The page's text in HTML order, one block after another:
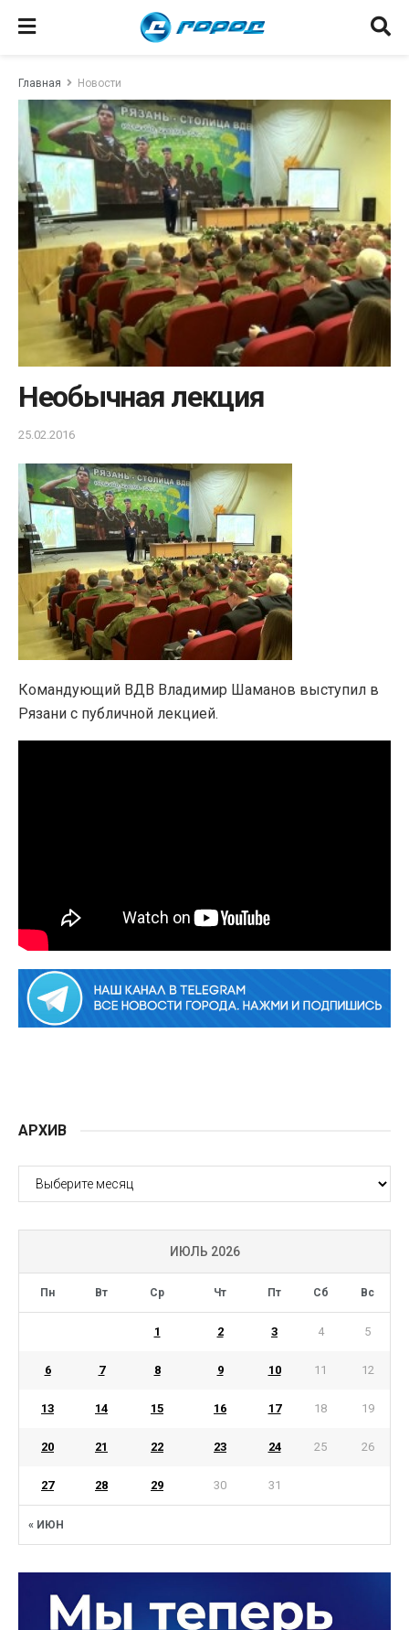
Главная Новости
Необычная лекция
25.02.2016
Командующий ВДВ Владимир Шаманов выступил в
Рязани с публичной лекцией.
АРХИВ
АРХИВ
ИЮЛЬ 2026
Пн Вт Ср Чт Пт Сб Вс
« ИЮН
1 2 3 4 5
6 7 8 9 10 11 12
13 14 15 16 17 18 19
20 21 22 23 24 25 26
27 28 29 30 31